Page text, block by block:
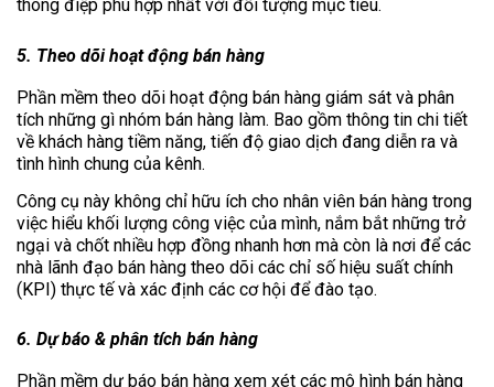
thông điệp phù hợp nhất với đối tượng mục tiêu.
5. Theo dõi hoạt động bán hàng
Phần mềm theo dõi hoạt động bán hàng giám sát và phân
tích những gì nhóm bán hàng làm. Bao gồm thông tin chi tiết
về khách hàng tiềm năng, tiến độ giao dịch đang diễn ra và
tình hình chung của kênh.
Công cụ này không chỉ hữu ích cho nhân viên bán hàng trong
việc hiểu khối lượng công việc của mình, nắm bắt những trở
ngại và chốt nhiều hợp đồng nhanh hơn mà còn là nơi để các
nhà lãnh đạo bán hàng theo dõi các chỉ số hiệu suất chính
(KPI) thực tế và xác định các cơ hội để đào tạo.
6. Dự báo & phân tích bán hàng
Phần mềm dự báo bán hàng xem xét các mô hình bán hàng